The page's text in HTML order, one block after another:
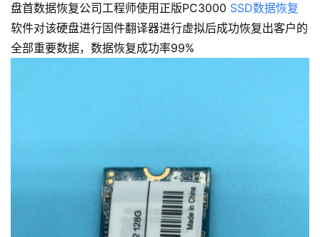
盘首数据恢复公司工程师使用正版PC3000 SSD数据恢复
软件对该硬盘进行固件翻译器进行虚拟后成功恢复出客户的
全部重要数据，数据恢复成功率99%